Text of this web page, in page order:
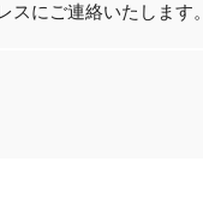
にご連絡いたします。